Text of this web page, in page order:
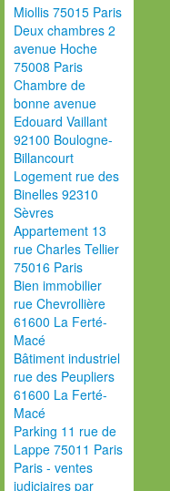
Miollis 75015 Paris
Deux chambres 2
avenue Hoche
75008 Paris
Chambre de
bonne avenue
Edouard Vaillant
92100 Boulogne-
Billancourt
Logement rue des
Binelles 92310
Sèvres
Appartement 13
rue Charles Tellier
75016 Paris
Bien immobilier
rue Chevrollière
61600 La Ferté-
Macé
Bâtiment industriel
rue des Peupliers
61600 La Ferté-
Macé
Parking 11 rue de
Lappe 75011 Paris
Paris - ventes
judiciaires par